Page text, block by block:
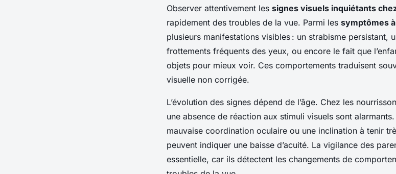
Observer attentivement les signes visuels inquiétants
rapidement des troubles de la vue. Parmi les symptômes
plusieurs manifestations visibles : un strabisme persistant,
frottements fréquents des yeux, ou encore le fait que
objets pour mieux voir. Ces comportements traduisent
visuelle non corrigée.
L’évolution des signes dépend de l’âge. Chez les
une absence de réaction aux stimuli visuels sont
mauvaise coordination oculaire ou une inclination à tenir
peuvent indiquer une baisse d’acuité. La vigilance des
essentielle, car ils détectent les changements de